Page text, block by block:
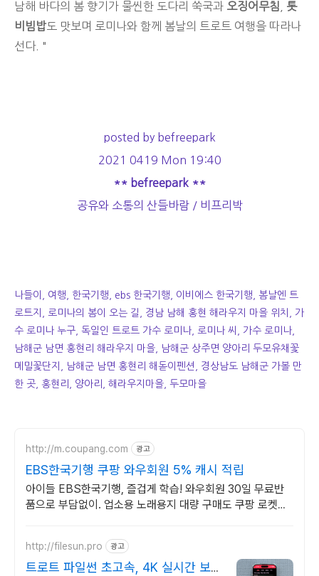
남해 바다의 봄 향기가 물씬한 도다리 쑥국과 오징어무침
톳
비빔밥도 맛보며 로미나와 함께 봄날의 트로트 여행을 따라나
선다. "
posted by befreepark
2021 0419 Mon 19:40
** befreepark **
공유와 소통의 산들바람 / 비프리박
나들이, 여행, 한국기행, ebs 한국기행, 이비에스 한국기행, 봄날엔 트
로트지, 로미나의 봄이 오는 길,
경남 남해 홍현 해라우지 마을 위치, 가
수 로미나 누구, 독일인 트로트 가수 로미나, 로미나 씨, 가수 로미나,
남해군 남면 홍현리 해라우지 마을,
남해군 상주면 양아리 두모유채꽃
메밀꽃단지,
남해군 남면 홍현리 해돋이펜션, 경상남도 남해군 가볼 만
한 곳, 홍현리, 양아리, 해라우지마을, 두모마을
http://m.coupang.com 광고
EBS한국기행 쿠팡 와우회원 5% 캐시 적립
아이들 EBS한국기행, 즐겁게 학습! 와우회원 30일 무료반
품으로 부담없이. 업소용 노래용지 대량 구매도 쿠팡 로켓배
http://filesun.pro 광고
트로트 파일썬 초고속, 4K 실시간 보